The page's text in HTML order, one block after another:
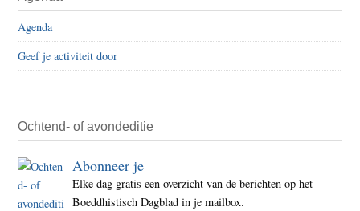
Agenda
Geef je activiteit door
Ochtend- of avondeditie
Abonneer je
Elke dag gratis een overzicht van de berichten op het
Boeddhistisch Dagblad in je mailbox.